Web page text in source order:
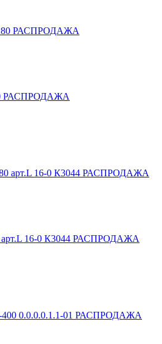
РАСПРОДАЖА
арт.L 16-0 К3044 РАСПРОДАЖА